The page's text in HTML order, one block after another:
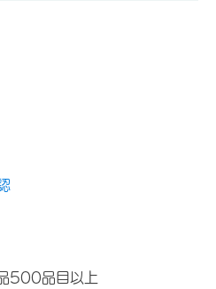
500品目以上